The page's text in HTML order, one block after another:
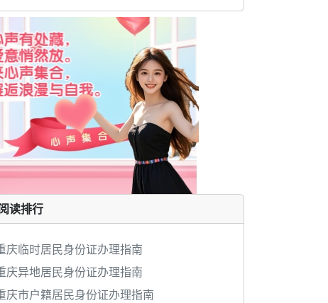
读排行
庆临时居民身份证办理指南
庆异地居民身份证办理指南
庆市户籍居民身份证办理指南